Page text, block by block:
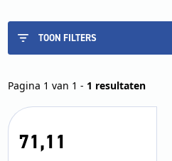
TOON FILTERS
Pagina 1 van 1 - 1 resultaten
71,11